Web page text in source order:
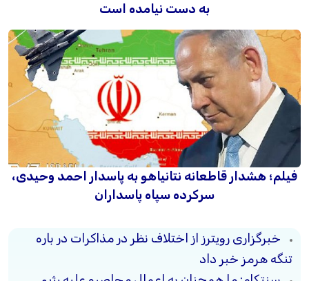
به دست نیامده است
فیلم؛ هشدار قاطعانه نتانیاهو به پاسدار احمد وحیدی،
سرکرده سپاه پاسداران
خبرگزاری رویترز از اختلاف نظر در مذاکرات در باره
تنگه هرمز خبر داد